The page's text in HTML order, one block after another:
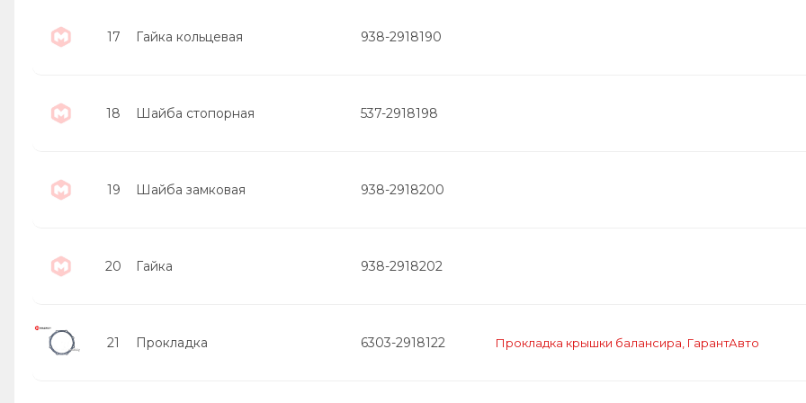
17 Гайка кольцевая 938-2918190
18 Шайба стопорная 537-2918198
19 Шайба замковая 938-2918200
20 Гайка 938-2918202
21 Прокладка 6303-2918122 Прокладка крышки балансира, ГарантАвто